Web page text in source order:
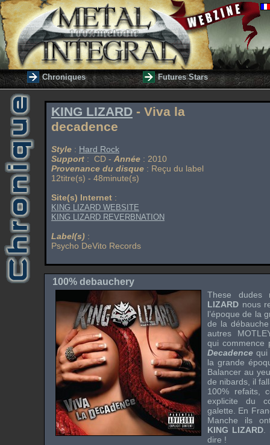
Chroniques Futures Stars
KING LIZARD - Viva la
decadence
Style : Hard Rock
Support : CD - Année : 2010
Provenance du disque : Reçu du label
12titre(s) - 48minute(s)
Site(s) Internet :
KING LIZARD WEBSITE
KING LIZARD REVERBNATION
Label(s) :
Psycho DeVito Records
100% debauchery
These
LIZARD nous
l’époque de la
de la
autres
qui
Decadence qui
la grande
Balancer au
de nibards, il
100% refaits,
explicite du
galette. En
Manche ils
KING LIZARD
dire !